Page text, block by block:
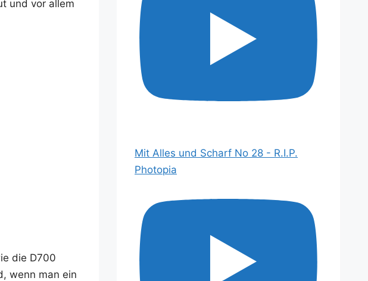
und vor allem
die D700
wenn man ein
Mit Alles und Scharf No 28 - R.I.P.
Photopia